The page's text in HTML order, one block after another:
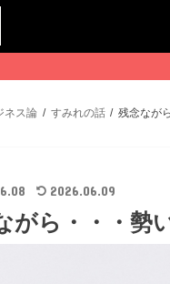
ネス論 すみれの話 残念なが
2026.06.09
がら・・・勢